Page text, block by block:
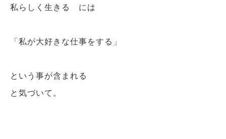
私らしく生きる には
「私が大好きな仕事をする」
という事が含まれる
と気づいて。